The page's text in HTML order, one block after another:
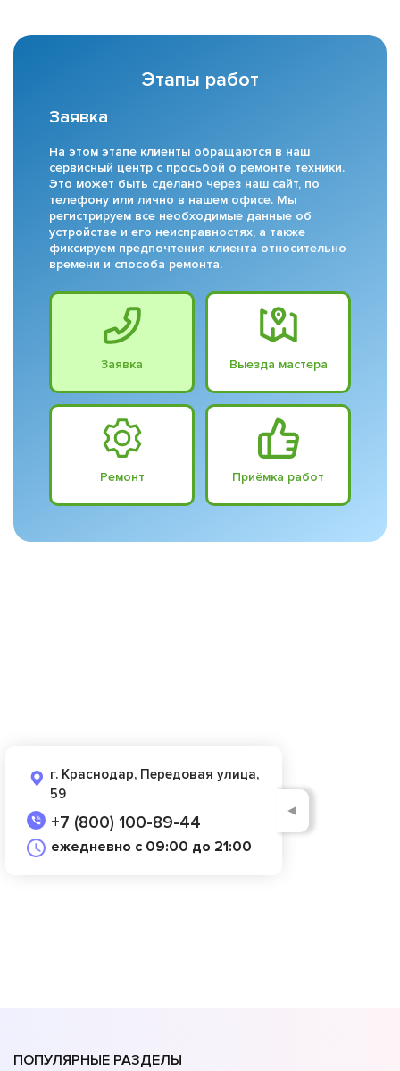
Этапы работ
Заявка
На этом этапе клиенты обращаются в наш
сервисный центр с просьбой о ремонте техники.
Это может быть сделано через наш сайт, по
телефону или лично в нашем офисе. Мы
регистрируем все необходимые данные об
устройстве и его неисправностях, а также
фиксируем предпочтения клиента относительно
времени и способа ремонта.
Заявка Выезда мастера
Ремонт Приёмка работ
г. Краснодар, Передовая улица,
59
+7 (800) 100-89-44
ежедневно с 09:00 до 21:00
◄
ПОПУЛЯРНЫЕ РАЗДЕЛЫ